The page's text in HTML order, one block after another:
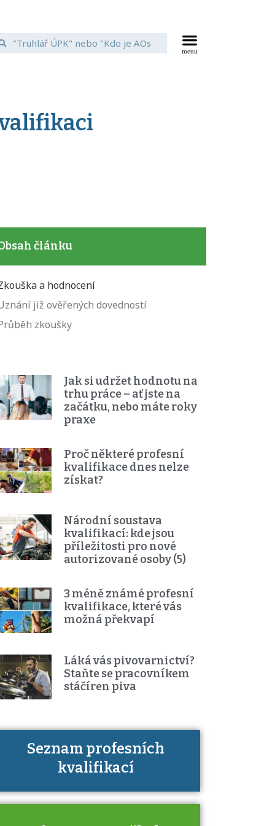
článku
a hodnocení
již ověřených dovedností
zkoušky
Jak si udržet hodnotu na
trhu práce – ať jste na
začátku, nebo máte roky
praxe
Proč některé profesní
kvalifikace dnes nelze
získat?
Národní soustava
kvalifikací: kde jsou
příležitosti pro nové
autorizované osoby (5)
3 méně známé profesní
kvalifikace, které vás
možná překvapí
Láká vás pivovarnictví?
Staňte se pracovníkem
stáčíren piva
Seznam profesních
kvalifikací
Víte, jaké dovednosti musíte pro
danou kvalifikaci prokázat?